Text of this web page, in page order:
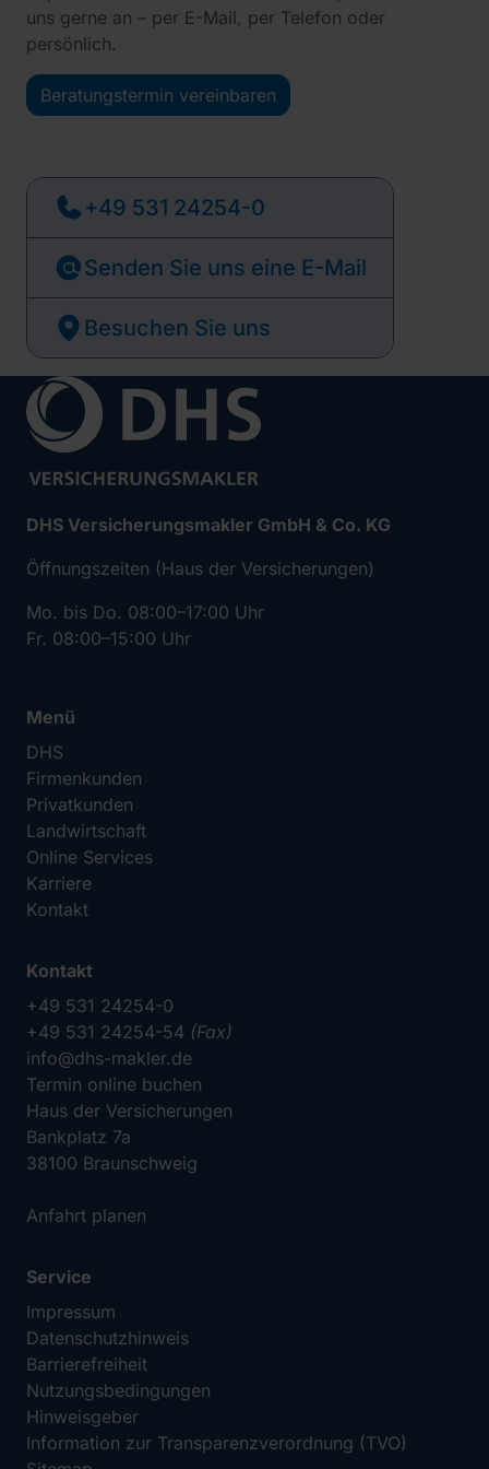
uns gerne an – per E-Mail, per Telefon oder
persönlich.
Beratungstermin vereinbaren
+49 531 24254-0
Senden Sie uns eine E-Mail
Besuchen Sie uns
DHS Versicherungsmakler GmbH & Co. KG
Öffnungszeiten (Haus der Versicherungen)
Mo. bis Do. 08:00–17:00 Uhr
Fr. 08:00–15:00 Uhr
Menü
DHS
Firmenkunden
Privatkunden
Landwirtschaft
Online Services
Karriere
Kontakt
Kontakt
+49 531 24254-0
+49 531 24254-54 (Fax)
info@dhs-makler.de
Termin online buchen
Haus der Versicherungen
Bankplatz 7a
38100 Braunschweig
Anfahrt planen
Service
Impressum
Datenschutzhinweis
Barrierefreiheit
Nutzungsbedingungen
Hinweisgeber
Information zur Transparenzverordnung (TVO)